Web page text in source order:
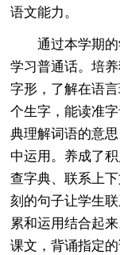
语文能力。
通过本学期
学习普通话。培
字形，了解在语
个生字，能读准
典理解词语的意
中运用。养成了
查字典、联系上
刻的句子让学生
累和运用结合起
课文，背诵指定